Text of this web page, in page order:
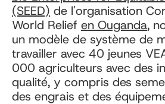
(SEED) de l'organisation
World Relief en Ouganda,
un modèle de système de
travailler avec 40 jeunes
000 agriculteurs avec des
qualité, y compris des
des engrais et des